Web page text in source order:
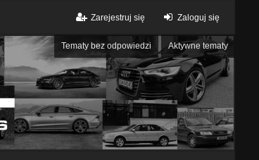
Zaloguj się
Zarejestruj się
Tematy bez odpowiedzi Aktywne tematy